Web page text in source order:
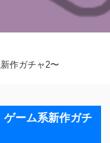
作ガチャ2〜
ーム系新作ガチ